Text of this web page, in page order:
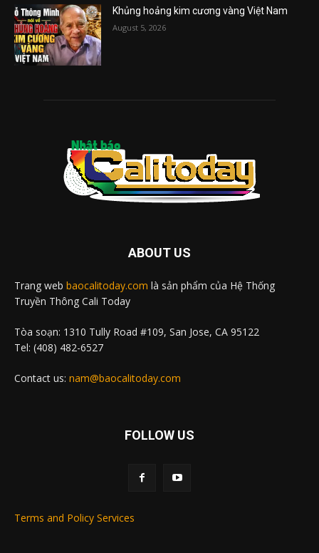
Khủng hoảng kim cương vàng Việt Nam
August 5, 2026
ABOUT US
Trang web baocalitoday.com là sản phẩm của Hệ Thống
Truyền Thông Cali Today
Tòa soạn: 1310 Tully Road #109, San Jose, CA 95122
Tel: (408) 482-6527
Contact us: nam@baocalitoday.com
FOLLOW US
Terms and Policy Services